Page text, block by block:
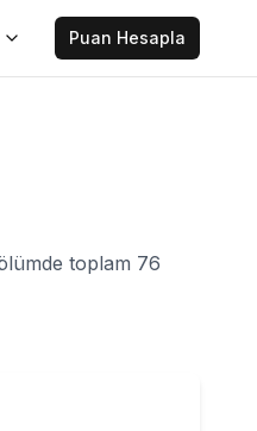
Puan Hesapla
toplam 76